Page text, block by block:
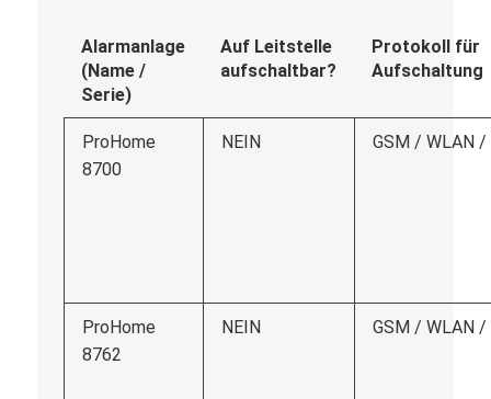
Alarmanlage
(Name /
Serie)
Auf Leitstelle
aufschaltbar?
Protokoll für
Aufschaltung
ProHome
8700
NEIN GSM / WLAN /
ProHome
8762
NEIN GSM / WLAN /